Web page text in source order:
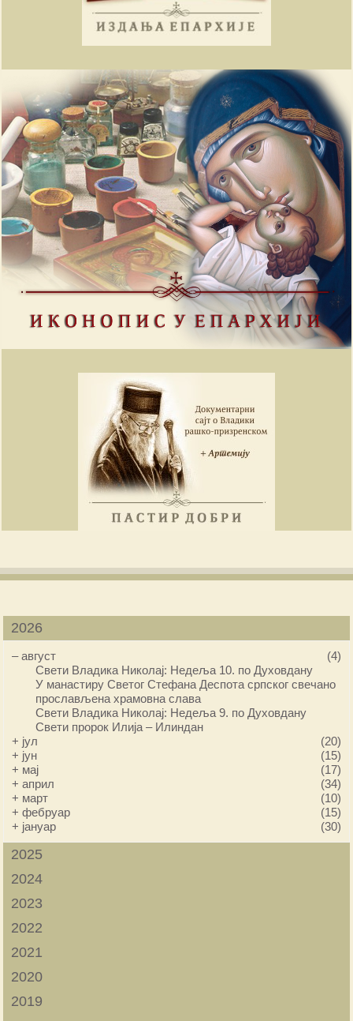
2026
–август
(4)
Свети Владика Николај: Недеља 10. по Духовдану
У манастиру Светог Стефана Деспота српског свечано
прослављена храмовна слава
Свети Владика Николај: Недеља 9. по Духовдану
Свети пророк Илија – Илиндан
+ јул
(20)
+ јун
(15)
+ мај
(17)
+април
(34)
+ март
(10)
+фебруар
(15)
+ јануар (30)
2025
2024
2023
2022
2021
2020
2019